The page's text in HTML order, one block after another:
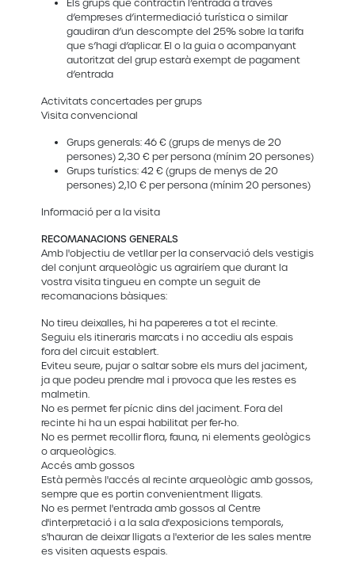
Els grups que contractin l’entrada a través
d’empreses d’intermediació turística o similar
gaudiran d’un descompte del 25% sobre la tarifa
que s’hagi d’aplicar. El o la guia o acompanyant
autoritzat del grup estarà exempt de pagament
d’entrada
Activitats concertades per grups
Visita convencional
Grups generals: 46 € (grups de menys de 20
persones) 2,30 € per persona (mínim 20 persones)
Grups turístics: 42 € (grups de menys de 20
persones) 2,10 € per persona (mínim 20 persones)
Informació per a la visita
RECOMANACIONS GENERALS
Amb l'objectiu de vetllar per la conservació dels vestigis
del conjunt arqueològic us agrairíem que durant la
vostra visita tingueu en compte un seguit de
recomanacions bàsiques:
No tireu deixalles, hi ha papereres a tot el recinte.
Seguiu els itineraris marcats i no accediu als espais
fora del circuit establert.
Eviteu seure, pujar o saltar sobre els murs del jaciment,
ja que podeu prendre mal i provoca que les restes es
malmetin.
No es permet fer pícnic dins del jaciment. Fora del
recinte hi ha un espai habilitat per fer-ho.
No es permet recollir flora, fauna, ni elements geològics
o arqueològics.
Accés amb gossos
Està permès l'accés al recinte arqueològic amb gossos,
sempre que es portin convenientment lligats.
No es permet l'entrada amb gossos al Centre
d'interpretació i a la sala d'exposicions temporals,
s'hauran de deixar lligats a l'exterior de les sales mentre
es visiten aquests espais.